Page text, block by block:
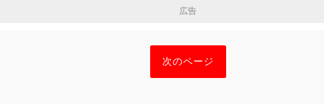
広告
次のページ